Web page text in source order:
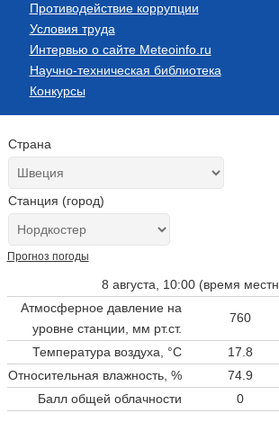
Противодействие коррупции
Условия труда
Интервью о сайте Meteoinfo.ru
Научно-техническая библиотека
Конкурсы
Страна
Станция (город)
Прогноз погоды
8 августа, 10:00 (время
Атмосферное давление на
уровне станции, мм рт.ст.
760
Температура воздуха, °C
17.8
Относительная влажность, %
74.9
Балл общей облачности
0